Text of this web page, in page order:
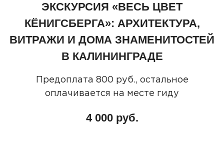
ЭКСКУРСИЯ «ВЕСЬ ЦВЕТ
КЁНИГСБЕРГА»: АРХИТЕКТУРА,
ВИТРАЖИ И ДОМА ЗНАМЕНИТОСТЕЙ
В КАЛИНИНГРАДЕ
Предоплата 800 руб., остальное
оплачивается на месте гиду
4 000 руб.